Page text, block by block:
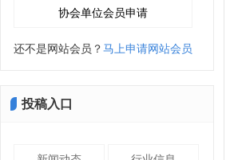
还不是网站会员？ 马上申请网站会员
投稿入口